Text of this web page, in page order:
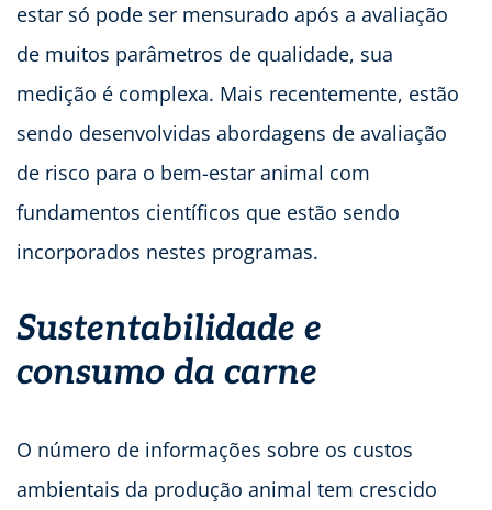
estar só pode ser mensurado após a avaliação
de muitos parâmetros de qualidade, sua
medição é complexa. Mais recentemente, estão
sendo desenvolvidas abordagens de avaliação
de risco para o bem-estar animal com
fundamentos científicos que estão sendo
incorporados nestes programas.
Sustentabilidade e
consumo da carne
O número de informações sobre os custos
ambientais da produção animal tem crescido